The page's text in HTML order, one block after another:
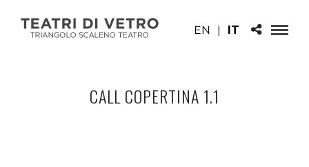
EN | IT
CALL COPERTINA 1.1